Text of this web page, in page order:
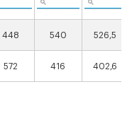
448 540 526,5
572 416 402,6